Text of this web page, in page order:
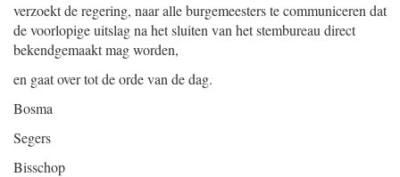
verzoekt de regering, naar alle burgemeesters te communiceren dat
de voorlopige uitslag na het sluiten van het stembureau direct
bekendgemaakt mag worden,
en gaat over tot de orde van de dag.
Bosma
Segers
Bisschop